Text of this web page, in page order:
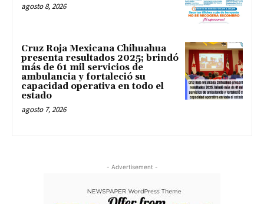
agosto 8, 2026
Cruz Roja Mexicana Chihuahua
presenta resultados 2025; brindó
más de 61 mil servicios de
ambulancia y fortaleció su
capacidad operativa en todo el
estado
agosto 7, 2026
- Advertisement -